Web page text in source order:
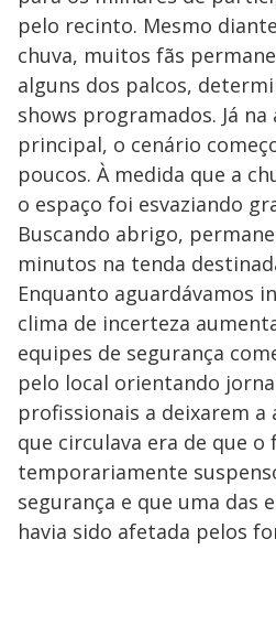
pelo recinto. Mesmo
chuva, muitos fãs
alguns dos palcos,
shows programados. Já na
principal, o cenário
poucos. À medida que a
o espaço foi esvaziando
Buscando abrigo,
minutos na tenda
Enquanto aguardávamos
clima de incerteza
equipes de segurança
pelo local orientando
profissionais a deixarem a
que circulava era de que o
temporariamente
segurança e que uma das
havia sido afetada pelos